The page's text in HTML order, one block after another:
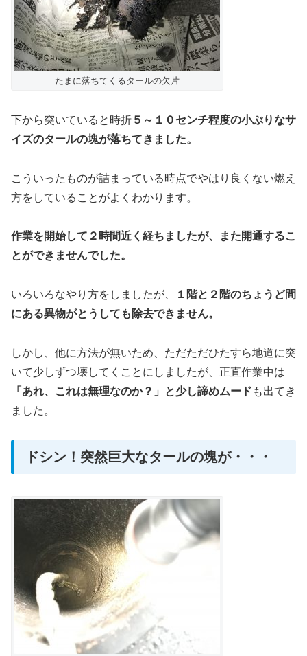
たまに落ちてくるタールの欠片
下から突いていると時折 ５～１０センチ程度の小ぶりなサ
イズのタールの塊が落ちてきました。
こういったものが詰まっている時点でやはり良くない燃え
方をしていることがよくわかります。
作業を開始して２時間近く経ちましたが、また開通するこ
とができませんでした。
いろいろなやり方をしましたが、
１階と２階のちょうど間
にある異物がとうしても除去できません。
しかし、他に方法が無いため、ただただひたすら地道に突
いて少しずつ壊してくことにしましたが、正直作業中は
「あれ、これは無理なのか？」と少し諦めムード も出てき
ました。
ドシン！突然巨大なタールの塊が・・・